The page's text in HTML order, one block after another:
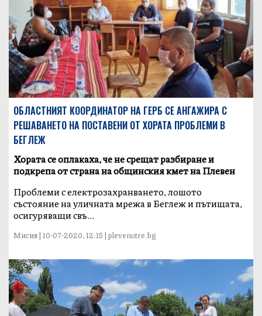
ОБЛАСТНИЯТ КООРДИНАТОР НА ГЕРБ СЕ АНГАЖИРА С
РЕШАВАНЕТО НА ПОСТАВЕНИ ОТ ХОРАТА ПРОБЛЕМИ В
БЕГЛЕЖ
Хората се оплакаха, че не срещат разбиране и
подкрепа от страна на общинския кмет на Плевен
Проблеми с електрозахранването, лошото
състояние на уличната мрежа в Беглеж и пътищата,
осигуряващи свъ...
Мисия | 10-07-2020, 12:15 | plevenutre.bg